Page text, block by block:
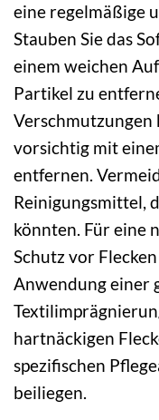
eine regelmäßige
Stauben Sie das
einem weichen
Partikel zu
Verschmutzungen
vorsichtig mit
entfernen.
Reinigungsmittel,
könnten. Für eine
Schutz vor
Anwendung einer
hartnäckigen
spezifischen
beiliegen.